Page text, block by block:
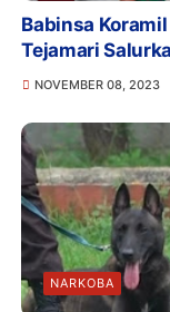
Babinsa
Tejamari
NOVEMBER 08, 2023
NARKOBA